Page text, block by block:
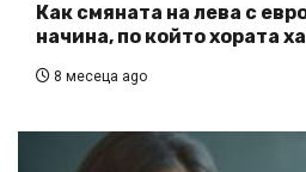
Как смяната на лева с
начина, по който хората
8 месеца ago